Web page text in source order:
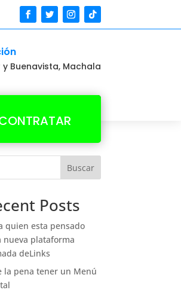
Buenavista, Machala
Buscar
Posts
quien esta pensado
nueva plataforma
deLinks
la pena tener un Menú